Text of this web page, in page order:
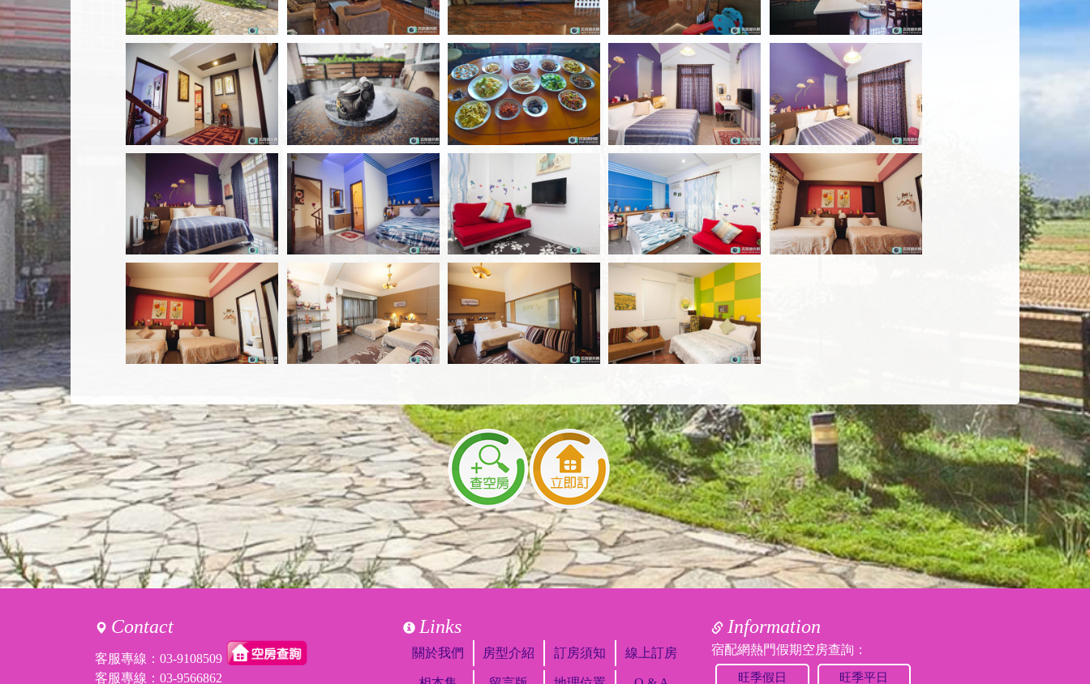
Contact
客服專線： 03-9108509
客服專線： 03-9566862
Links
關於我們 房型介紹 訂房須知 線上訂房
Information
宿配網熱門假期空房查詢：
旺季假日 旺季平日